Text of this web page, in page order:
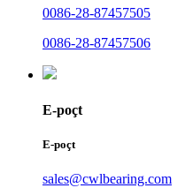
0086-28-87457505
0086-28-87457506
E-poçt
E-poçt
sales@cwlbearing.com